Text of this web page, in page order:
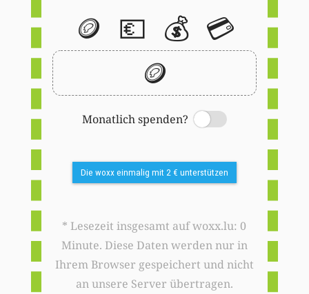
🪙 💶 💰 💳
🪙
Monatlich spenden?
Switch
Die woxx einmalig mit 2 € unterstützen
* Lesezeit insgesamt auf woxx.lu: 0
Minute. Diese Daten werden nur in
Ihrem Browser gespeichert und nicht
an unsere Server übertragen.